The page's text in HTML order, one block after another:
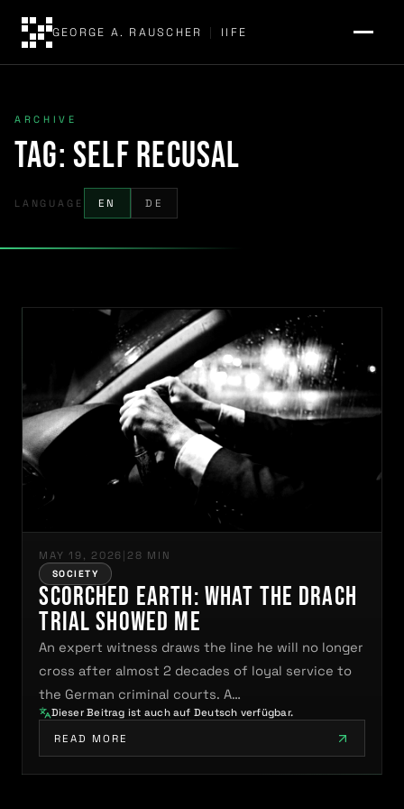
GEORGE A. RAUSCHER | IIFE
ARCHIVE
Tag:Self recusal
LANGUAGE EN DE
MAY 19, 2026 | 28 MIN
SOCIETY
Scorched Earth: What the Drach
Trial Showed Me
An expert witness draws the line he will no longer
cross after almost 2 decades of loyal service to
the German criminal courts. A…
Dieser Beitrag ist auch auf Deutsch verfügbar.
READ MORE